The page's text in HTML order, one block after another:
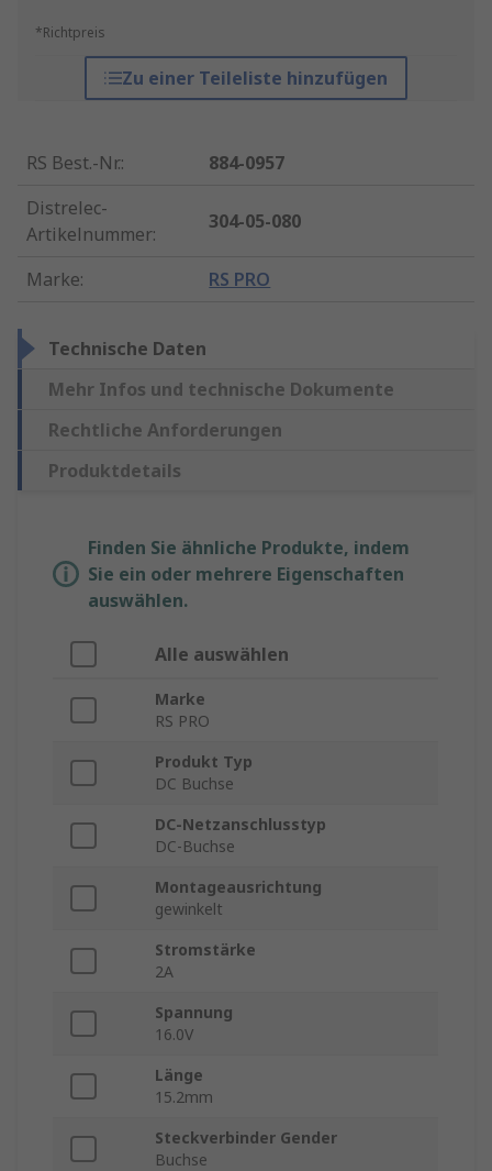
*Richtpreis
Zu einer Teileliste hinzufügen
RS Best.-Nr.:
884-0957
Distrelec-
Artikelnummer:
304-05-080
Marke: RS PRO
Technische Daten
Mehr Infos und technische Dokumente
Rechtliche Anforderungen
Produktdetails
Finden Sie ähnliche Produkte, indem
Sie ein oder mehrere Eigenschaften
auswählen.
Alle auswählen
Marke
RS PRO
Produkt Typ
DC Buchse
DC-Netzanschlusstyp
DC-Buchse
Montageausrichtung
gewinkelt
Stromstärke
2A
Spannung
16.0V
Länge
15.2mm
Steckverbinder Gender
Buchse